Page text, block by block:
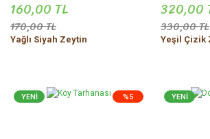
160,00 TL
170,00 TL
Yağlı Siyah Zeytin
320,00
330,00 TL
Yeşil Çizik
%5
YENİ YENİ